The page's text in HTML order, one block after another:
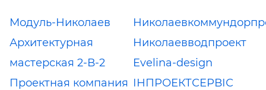
Модуль-Николаев
Архитектурная
мастерская 2-В-2
Николаевводпроект
Evelina-design
Проектная компания ІНПРОЕКТСЕРВІС